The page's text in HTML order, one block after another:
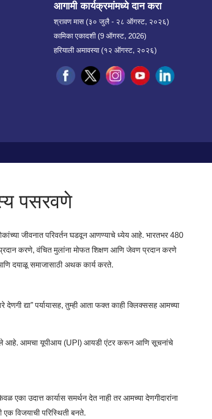
आगामी कार्यक्रमांमध्ये दान करा
श्रावण मास (३० जुलै - २८ ऑगस्ट, २०२६)
कामिका एकादशी (9 ऑगस्ट, 2026)
हरियाली अमावस्या (१२ ऑगस्ट, २०२६)
पसरवणे
जीवनात परिवर्तन घडवून आणण्याचे ध्येय आहे. भारतभर 480
करणे, वंचित मुलांना मोफत शिक्षण आणि जेवण प्रदान करणे
दयाळू समाजासाठी अथक कार्य करते.
द्या” पर्यायासह, तुम्ही आता फक्त काही क्लिक्ससह आमच्या
झाले आहे. आमचा यूपीआय (UPI) आयडी एंटर करून आणि सूचनांचे
उदात्त कार्यास समर्थन देत नाही तर आमच्या देणगीदारांना
विजयाची परिस्थिती बनते.